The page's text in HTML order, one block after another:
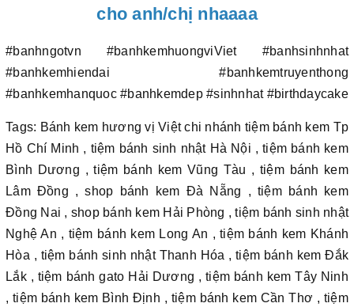
cho anh/chị nhaaaa
#banhngotvn #banhkemhuongviViet #banhsinhnhat
#banhkemhiendai #banhkemtruyenthong
#banhkemhanquoc #banhkemdep #sinhnhat #birthdaycake
Tags: Bánh kem hương vị Việt chi nhánh tiệm bánh kem Tp
Hồ Chí Minh , tiệm bánh sinh nhật Hà Nội , tiệm bánh kem
Bình Dương , tiệm bánh kem Vũng Tàu , tiệm bánh kem
Lâm Đồng , shop bánh kem Đà Nẵng , tiệm bánh kem
Đồng Nai , shop bánh kem Hải Phòng , tiệm bánh sinh nhật
Nghệ An , tiệm bánh kem Long An , tiệm bánh kem Khánh
Hòa , tiệm bánh sinh nhật Thanh Hóa , tiệm bánh kem Đắk
Lắk , tiệm bánh gato Hải Dương , tiệm bánh kem Tây Ninh
, tiệm bánh kem Bình Định , tiệm bánh kem Cần Thơ , tiệm